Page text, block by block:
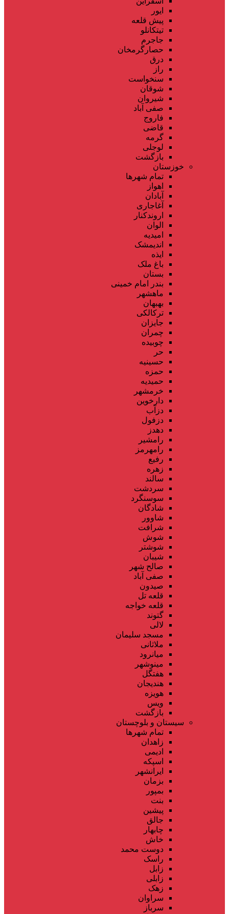
ایور
پیش قلعه
تیتکانلو
جاجرم
حصارگرمخان
درق
راز
سنخواست
شوقان
شیروان
صفی آباد
فاروج
قاضی
گرمه
لوجلی
بازگشت
خوزستان
تمام شهر‌ها
اهواز
آبادان
آغاجاری
اروندکنار
الوان
امیدیه
اندیمشک
ایذه
باغ ملک
بستان
بندر امام خمینی
ماهشهر
بهبهان
ترکالکی
جایزان
چمران
چوبیده
حر
حسینیه
حمزه
حمیدیه
خرمشهر
دارخوین
دزآب
دزفول
دهدز
رامشیر
رامهرمز
رفیع
زهره
سالند
سردشت
سوسنگرد
شادگان
شاوور
شرافت
شوش
شوشتر
شیبان
صالح شهر
صفی آباد
صیدون
قلعه تل
قلعه خواجه
گتوند
لالی
مسجد سلیمان
ملاثانی
میانرود
مینوشهر
هفتگل
هندیجان
هویزه
ویس
بازگشت
سیستان و بلوچستان
تمام شهر‌ها
زاهدان
ادیمی
اسپکه
ایرانشهر
بزمان
بمپور
بنت
پیشین
جالق
چابهار
خاش
دوست محمد
راسک
زابل
زابلی
زهک
سراوان
سرباز